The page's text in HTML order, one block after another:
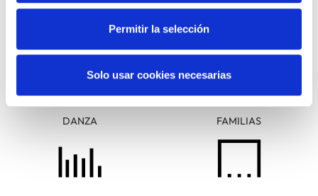
Permitir la selección
Solo usar cookies necesarias
FOTOGRAFÍA
DANZA FAMILIAS